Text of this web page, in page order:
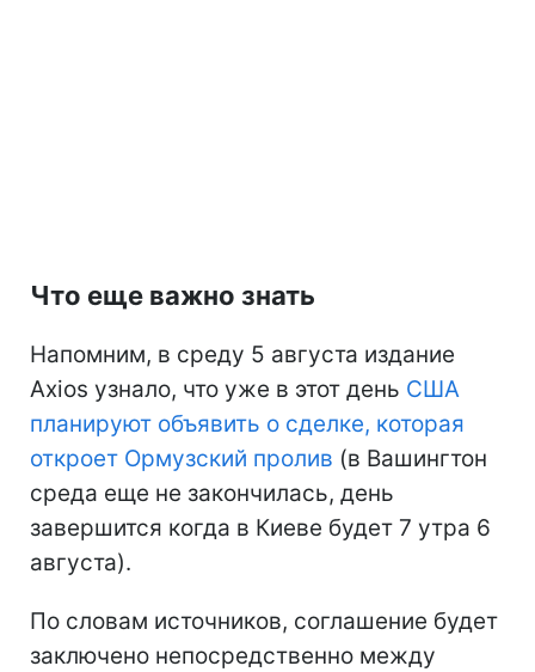
Что еще важно знать
Напомним, в среду 5 августа издание
Axios узнало, что уже в этот день США
планируют объявить о сделке, которая
откроет Ормузский пролив (в Вашингтон
среда еще не закончилась, день
завершится когда в Киеве будет 7 утра 6
августа).
По словам источников, соглашение будет
заключено непосредственно между